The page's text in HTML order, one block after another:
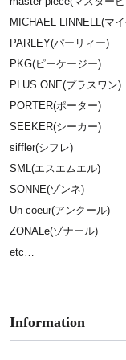
MICHAEL LINNELL(マ
PARLEY(パーリィー)
PKG(ピーケージー)
PLUS ONE(プラスワン)
PORTER(ポーター)
SEEKER(シーカー)
siffler(シフレ)
SML(エスエムエル)
SONNE(ゾンネ)
Un coeur(アンクール)
ZONALe(ゾナール)
etc…
Information